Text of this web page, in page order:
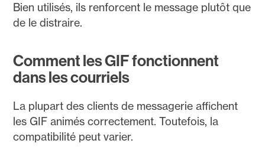
Bien utilisés, ils renforcent le message plutôt que
de le distraire.
Comment les GIF fonctionnent
dans les courriels
La plupart des clients de messagerie affichent
les GIF animés correctement. Toutefois, la
compatibilité peut varier.